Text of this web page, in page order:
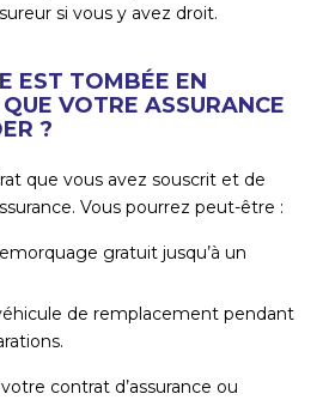
si vous y avez droit.
EST TOMBÉE EN
VOTRE ASSURANCE
?
que vous avez souscrit et de
Vous pourrez peut-être :
gratuit jusqu’à un
de remplacement pendant
contrat d’assurance ou